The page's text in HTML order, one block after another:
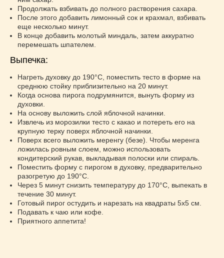
Продолжать взбивать до полного растворения сахара.
После этого добавить лимонный сок и крахмал, взбивать
еще несколько минут.
В конце добавить молотый миндаль, затем аккуратно
перемешать шпателем.
Выпечка:
Нагреть духовку до 190°C, поместить тесто в форме на
среднюю стойку приблизительно на 20 минут.
Когда основа пирога подрумянится, вынуть форму из
духовки.
На основу выложить слой яблочной начинки.
Извлечь из морозилки тесто с какао и потереть его на
крупную терку поверх яблочной начинки.
Поверх всего выложить меренгу (безе). Чтобы меренга
ложилась ровным слоем, можно использовать
кондитерский рукав, выкладывая полоски или спираль.
Поместить форму с пирогом в духовку, предварительно
разогретую до 190°C.
Через 5 минут снизить температуру до 170°C, выпекать в
течение 30 минут.
Готовый пирог остудить и нарезать на квадраты 5х5 см.
Подавать к чаю или кофе.
Приятного аппетита!